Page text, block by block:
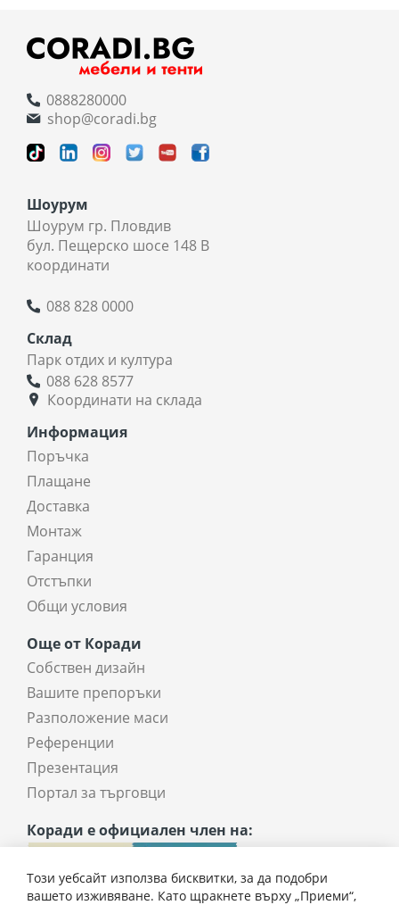
0888280000
shop@coradi.bg
Шоурум
Шоурум гр. Пловдив
бул. Пещерско шосе 148 В
координати
088 828 0000
Склад
Парк отдих и култура
088 628 8577
Координати на склада
Информация
Поръчка
Плащане
Доставка
Монтаж
Гаранция
Отстъпки
Общи условия
Още от Коради
Собствен дизайн
Вашите препоръки
Разположение маси
Референции
Презентация
Портал за търговци
Коради е официален член на:
Този уебсайт използва бисквитки, за да подобри
вашето изживяване. Като щракнете върху „Приеми“,